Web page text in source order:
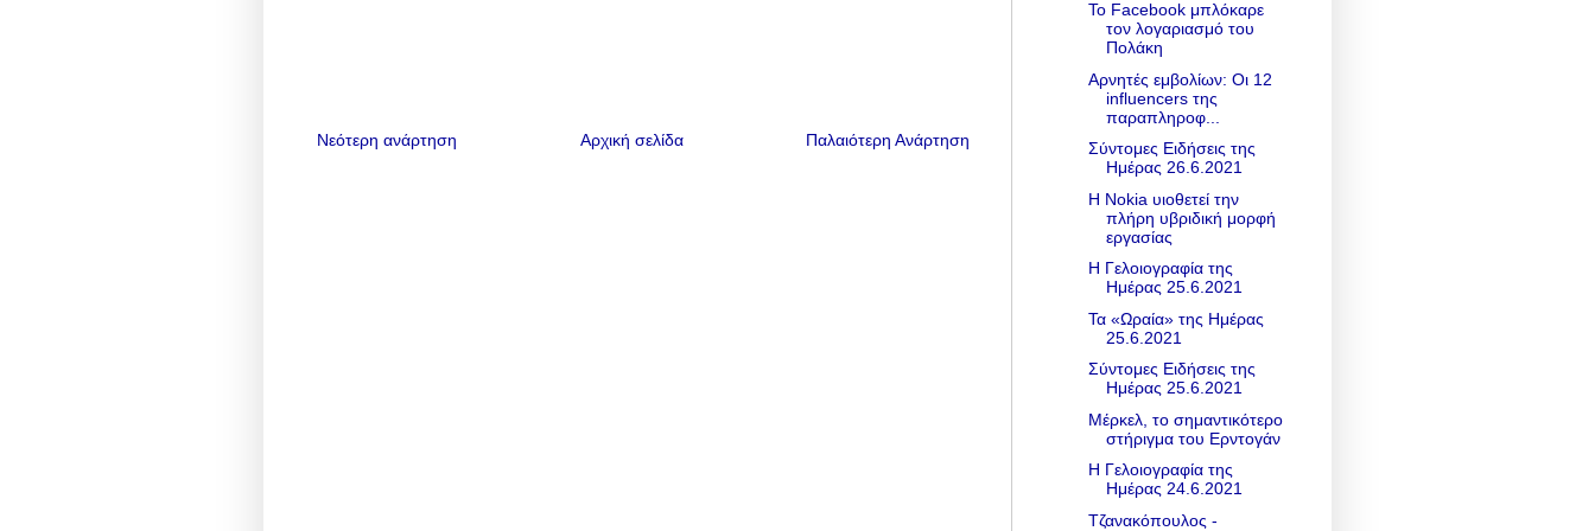
Νεότερη ανάρτηση Παλαιότερη Ανάρτηση
Αρχική σελίδα
Το Facebook μπλόκαρε
τον λογαριασμό του
Πολάκη
Αρνητές εμβολίων: Οι 12
influencers της
παραπληροφ...
Σύντομες Ειδήσεις της
Ημέρας 26.6.2021
Η Nokia υιοθετεί την
πλήρη υβριδική μορφή
εργασίας
Η Γελοιογραφία της
Ημέρας 25.6.2021
Τα «Ωραία» της Ημέρας
25.6.2021
Σύντομες Ειδήσεις της
Ημέρας 25.6.2021
Μέρκελ, το σημαντικότερο
στήριγμα του Ερντογάν
Η Γελοιογραφία της
Ημέρας 24.6.2021
Τζανακόπουλος -